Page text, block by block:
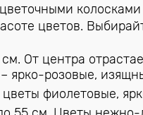
цветов.
От центра
ярко-розовые,
фиолетовые,